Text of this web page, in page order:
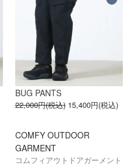
BUG PANTS
22,000円(税込) 15,400円(税込)
COMFY OUTDOOR
GARMENT
コムフィアウトドアガーメント